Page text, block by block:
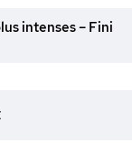
intenses – Fini